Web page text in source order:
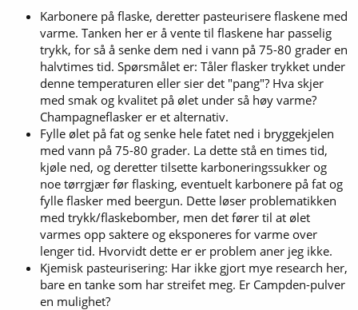
Karbonere på flaske, deretter pasteurisere flaskene med
varme. Tanken her er å vente til flaskene har passelig
trykk, for så å senke dem ned i vann på 75-80 grader en
halvtimes tid. Spørsmålet er: Tåler flasker trykket under
denne temperaturen eller sier det "pang"? Hva skjer
med smak og kvalitet på ølet under så høy varme?
Champagneflasker er et alternativ.
Fylle ølet på fat og senke hele fatet ned i bryggekjelen
med vann på 75-80 grader. La dette stå en times tid,
kjøle ned, og deretter tilsette karboneringssukker og
noe tørrgjær før flasking, eventuelt karbonere på fat og
fylle flasker med beergun. Dette løser problematikken
med trykk/flaskebomber, men det fører til at ølet
varmes opp saktere og eksponeres for varme over
lenger tid. Hvorvidt dette er er problem aner jeg ikke.
Kjemisk pasteurisering: Har ikke gjort mye research her,
bare en tanke som har streifet meg. Er Campden-pulver
en mulighet?